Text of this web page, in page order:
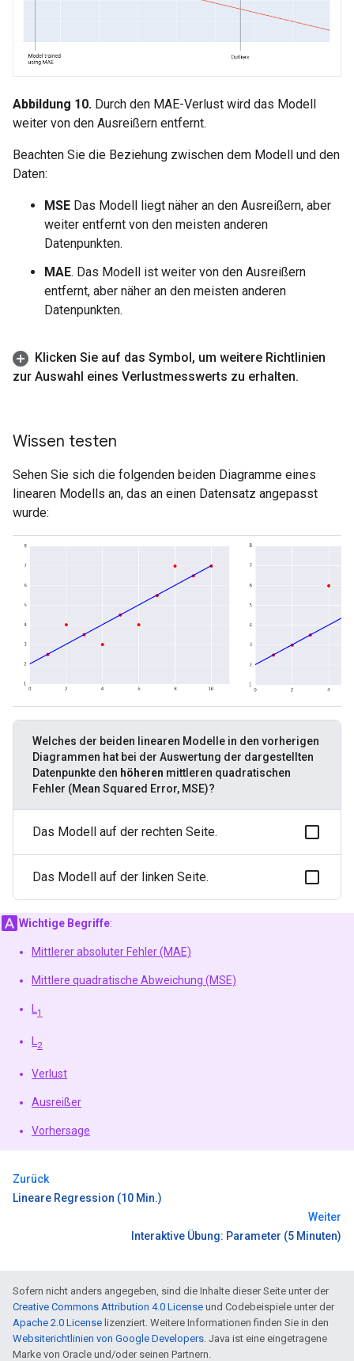
Abbildung 10. Durch den MAE-Verlust wird das Modell
weiter von den Ausreißern entfernt.
Beachten Sie die Beziehung zwischen dem Modell und den
Daten:
MSE Das Modell liegt näher an den Ausreißern, aber
weiter entfernt von den meisten anderen
Datenpunkten.
MAE. Das Modell ist weiter von den Ausreißern
entfernt, aber näher an den meisten anderen
Datenpunkten.
Klicken Sie auf das Symbol, um weitere Richtlinien
zur Auswahl eines Verlustmesswerts zu erhalten.
Wissen testen
Sehen Sie sich die folgenden beiden Diagramme eines
linearen Modells an, das an einen Datensatz angepasst
wurde:
Welches der beiden linearen Modelle in den vorherigen
Diagrammen hat bei der Auswertung der dargestellten
Datenpunkte den höheren mittleren quadratischen
Fehler (Mean Squared Error, MSE)?
Das Modell auf der rechten Seite.
Das Modell auf der linken Seite.
Wichtige Begriffe:
Mittlerer absoluter Fehler (MAE)
Mittlere quadratische Abweichung (MSE)
1
2
Verlust
Ausreißer
Vorhersage
Zurück
Lineare Regression (10 Min.)
Weiter
Interaktive Übung: Parameter (5 Minuten)
Sofern nicht anders angegeben, sind die Inhalte dieser Seite unter der
Creative Commons Attribution 4.0 License und Codebeispiele unter der
Apache 2.0 License lizenziert. Weitere Informationen finden Sie in den
Websiterichtlinien von Google Developers . Java ist eine eingetragene
Marke von Oracle und/oder seinen Partnern.